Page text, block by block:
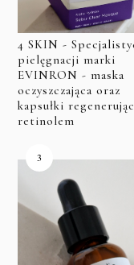
4 SKIN -
pielęgnacji marki
EVINRON - maska
oczyszczająca oraz
kapsułki
retinolem